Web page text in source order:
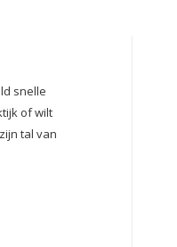
snelle
of wilt
tal van